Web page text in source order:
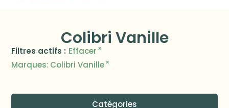
Colibri Vanille
Filtres actifs : Effacer ×
Marques: Colibri Vanille×
Catégories